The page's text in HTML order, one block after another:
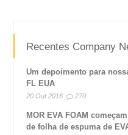
Recentes Company
Um depoimento para
FL EUA
20 Out 2016 270
MOR EVA FOAM
de folha de espuma de